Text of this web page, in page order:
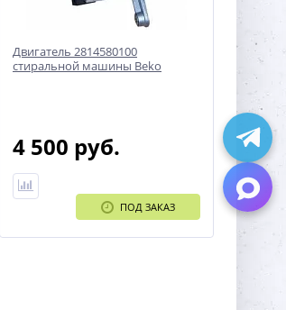
Двигатель 2814580100
стиральной машины Beko
4 500 руб.
ПОД ЗАКАЗ